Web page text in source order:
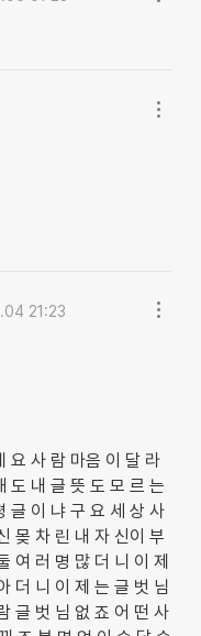
21:23
요 사 람 마음 이 달 라
도 내 글 뜻 도 모 르 는
글 이 냐 구 요 세 상 사
몾 차 린 내 자 신이 부
여 러 명 많 더 니 이 제
더 니 이 제 는 글 벗 님
글 벗 님 없 죠 어 떤 사